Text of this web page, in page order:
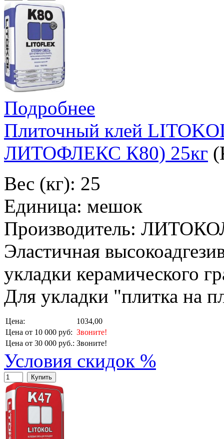
Подробнее
Плиточный клей
ЛИТОФЛЕКС К80) 25кг
Вес (кг): 25
Единица: мешок
Производитель:
Эластичная
укладки керамического
Для укладки "плитка на
Цена:
1034,00
Цена от 10 000 руб: Звоните!
Цена от 30 000 руб.: Звоните!
Условия скидок %
Купить